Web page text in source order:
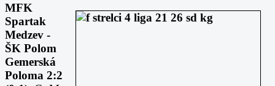
MFK
Spartak
Medzev -
ŠK Polom
Gemerská
Poloma 2:2